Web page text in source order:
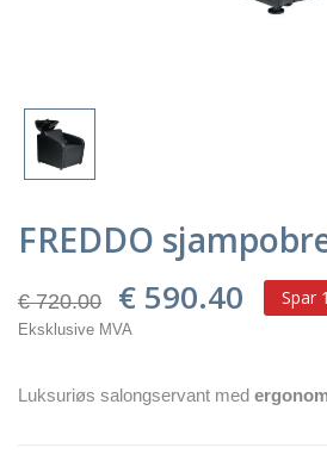
FREDDO
€ 720.00 € 590.40 Spar
Eksklusive MVA
Luksuriøs salongservant med